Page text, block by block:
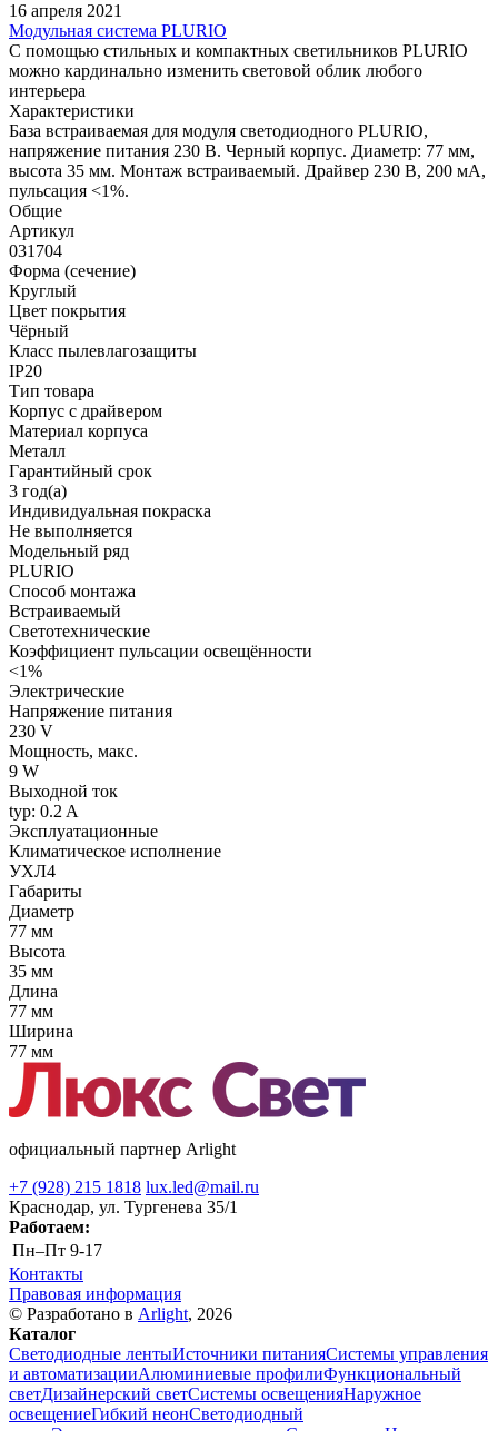
16 апреля 2021
Модульная система PLURIO
С помощью стильных и компактных светильников PLURIO
можно кардинально изменить световой облик любого
интерьера
Характеристики
База встраиваемая для модуля светодиодного PLURIO,
напряжение питания 230 В. Черный корпус. Диаметр: 77 мм,
высота 35 мм. Монтаж встраиваемый. Драйвер 230 В, 200 мА,
пульсация <1%.
Общие
Артикул
031704
Форма (сечение)
Круглый
Цвет покрытия
Чёрный
Класс пылевлагозащиты
IP20
Тип товара
Корпус с драйвером
Материал корпуса
Металл
Гарантийный срок
3 год(а)
Индивидуальная покраска
Не выполняется
Модельный ряд
PLURIO
Способ монтажа
Встраиваемый
Светотехнические
Коэффициент пульсации освещённости
<1%
Электрические
Напряжение питания
230 V
Мощность, макс.
9 W
Выходной ток
typ: 0.2 A
Эксплуатационные
Климатическое исполнение
УХЛ4
Габариты
Диаметр
77 мм
Высота
35 мм
Длина
77 мм
Ширина
77 мм
официальный партнер Arlight
+7 (928) 215 1818 lux.led@mail.ru
Краснодар, ул. Тургенева 35/1
Работаем:
Пн–Пт 9-17
Контакты
Правовая информация
© Разработано в Arlight, 2026
Каталог
Светодиодные лентыИсточники питанияСистемы управления
и автоматизацииАлюминиевые профилиФункциональный
светДизайнерский светСистемы освещенияНаружное
освещениеГибкий неонСветодиодный